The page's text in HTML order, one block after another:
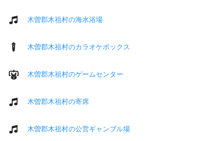
木曽郡木祖村の海水浴場
木曽郡木祖村のカラオケボックス
木曽郡木祖村のゲームセンター
木曽郡木祖村の寄席
木曽郡木祖村の公営ギャンブル場